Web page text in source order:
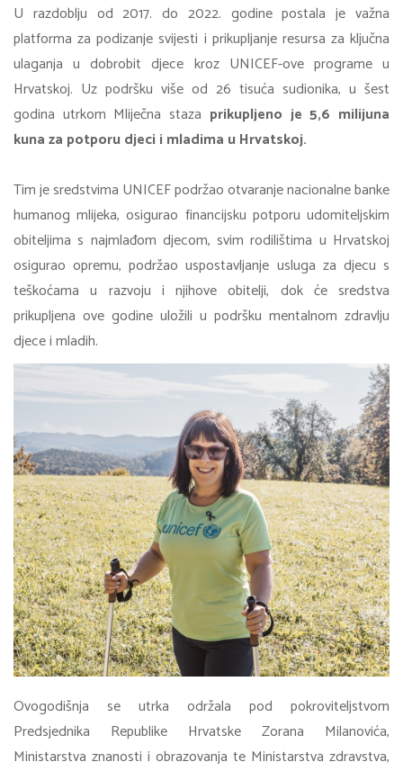
U razdoblju od 2017. do 2022. godine postala je važna
platforma za podizanje svijesti i prikupljanje resursa za ključna
ulaganja u dobrobit djece kroz UNICEF-ove programe u
Hrvatskoj. Uz podršku više od 26 tisuća sudionika, u šest
godina utrkom Mliječna staza prikupljeno je 5,6 milijuna
kuna za potporu djeci i mladima u Hrvatskoj.
Tim je sredstvima UNICEF podržao otvaranje nacionalne banke
humanog mlijeka, osigurao financijsku potporu udomiteljskim
obiteljima s najmlađom djecom, svim rodilištima u Hrvatskoj
osigurao opremu, podržao uspostavljanje usluga za djecu s
teškoćama u razvoju i njihove obitelji, dok će sredstva
prikupljena ove godine uložili u podršku mentalnom zdravlju
djece i mladih.
Ovogodišnja se utrka održala pod pokroviteljstvom
Predsjednika Republike Hrvatske Zorana Milanovića,
Ministarstva znanosti i obrazovanja te Ministarstva zdravstva,